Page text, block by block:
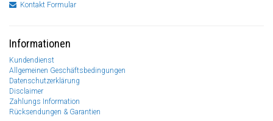
Kontakt Formular
Informationen
Kundendienst
Allgemeinen Geschäftsbedingungen
Datenschutzerklärung
Disclaimer
Zahlungs Information
Rücksendungen & Garantien